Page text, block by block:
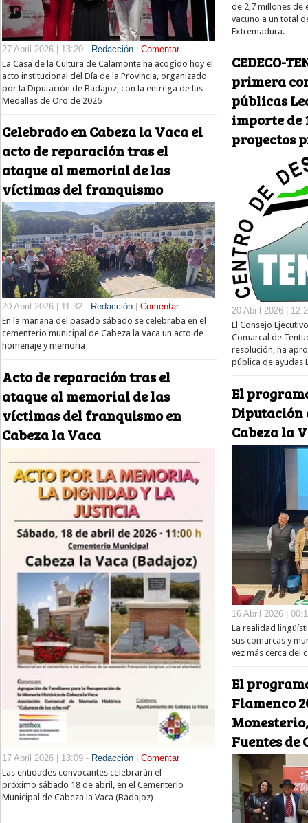
27 Abril 2026 | 13:20 - Redacción
Comentar
La Casa de la Cultura de Calamonte ha acogido hoy el
acto institucional del Día de la Provincia, organizado
por la Diputación de Badajoz, con la entrega de las
Medallas de Oro de 2026
Celebrado en Cabeza la Vaca el
acto de reparación tras el
ataque al memorial de las
víctimas del franquismo
20 Abril 2026 | 11:32 - Redacción
Comentar
En la mañana del pasado sábado se celebraba en el
cementerio municipal de Cabeza la Vaca un acto de
homenaje y memoria
Acto de reparación tras el
ataque al memorial de las
víctimas del franquismo en
Cabeza la Vaca
17 Abril 2026 | 13:09 - Redacción | Comentar
Las entidades convocantes celebrarán el
próximo sábado 18 de abril, en el Cementerio
Municipal de Cabeza la Vaca (Badajoz)
de 2,7 millones de
vacuno a un total
Extremadura.
CEDECO-
primera
públicas
importe de
proyectos
20 Abril 2026 |
El Consejo
Comarcal de
resolución, ha
pública de ayudas
El
Diputación
Cabeza la
16 Abril 2026 |
La realidad
sus comarcas y
vez más cerca del
El
Flamenco
Fuentes de